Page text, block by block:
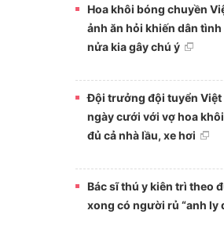
Hoa khôi bóng chuyền
ảnh ăn hỏi khiến dân
nửa kia gây chú ý
Đội trưởng đội tuyển Việt
ngày cưới với vợ hoa
đủ cả nhà lầu, xe hơi
Bác sĩ thú y kiên trì theo
xong có người rủ “anh ly